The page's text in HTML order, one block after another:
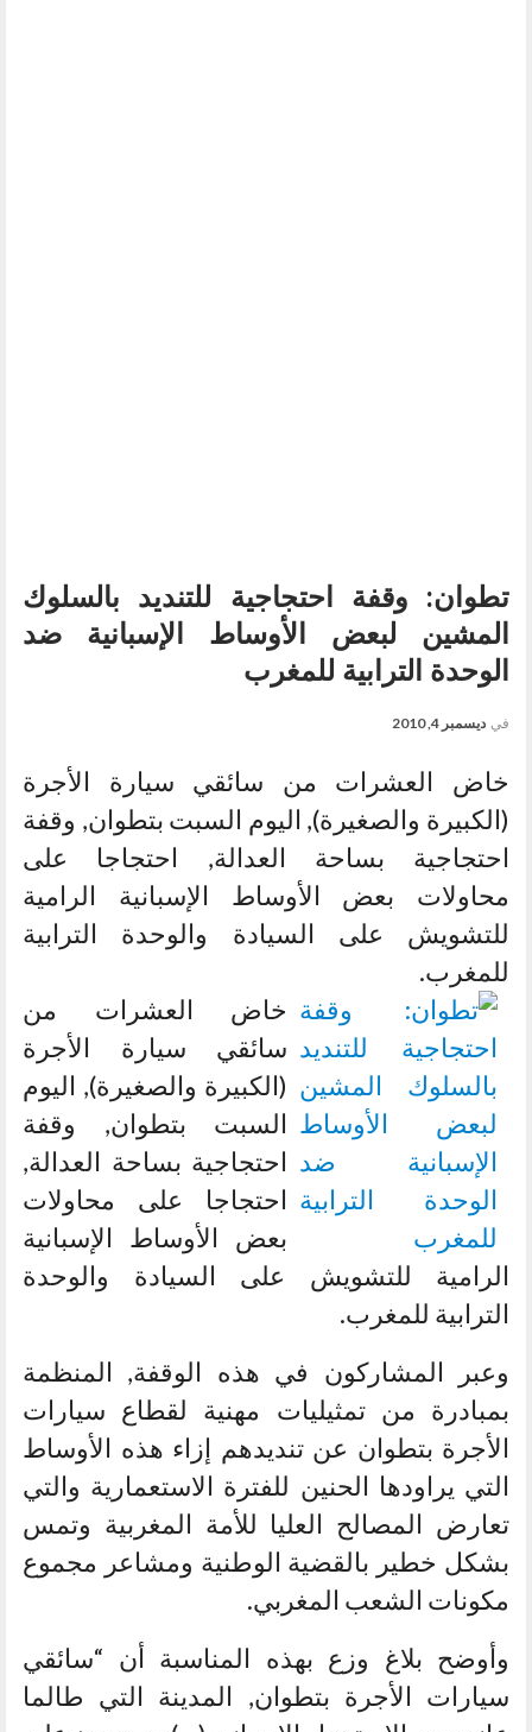
تطوان: وقفة احتجاجية للتنديد بالسلوك
المشين لبعض الأوساط الإسبانية ضد
الوحدة الترابية للمغرب
في ديسمبر 4, 2010
خاض العشرات من سائقي سيارة الأجرة
(الكبيرة والصغيرة), اليوم السبت بتطوان, وقفة
احتجاجية بساحة العدالة, احتجاجا على
محاولات بعض الأوساط الإسبانية الرامية
للتشويش على السيادة والوحدة الترابية
للمغرب.
خاض العشرات من
سائقي سيارة الأجرة
(الكبيرة والصغيرة), اليوم
السبت بتطوان, وقفة
احتجاجية بساحة العدالة,
احتجاجا على محاولات
بعض الأوساط الإسبانية
الرامية للتشويش على السيادة والوحدة
الترابية للمغرب.
وعبر المشاركون في هذه الوقفة, المنظمة
بمبادرة من تمثيليات مهنية لقطاع سيارات
الأجرة بتطوان عن تنديدهم إزاء هذه الأوساط
التي يراودها الحنين للفترة الاستعمارية والتي
تعارض المصالح العليا للأمة المغربية وتمس
بشكل خطير بالقضية الوطنية ومشاعر مجموع
مكونات الشعب المغربي.
وأوضح بلاغ وزع بهذه المناسبة أن “سائقي
سيارات الأجرة بتطوان, المدينة التي طالما